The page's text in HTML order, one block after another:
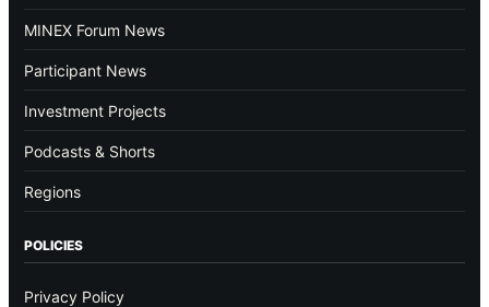
MINEX Forum News
Participant News
Investment Projects
Podcasts & Shorts
Regions
POLICIES
Privacy Policy